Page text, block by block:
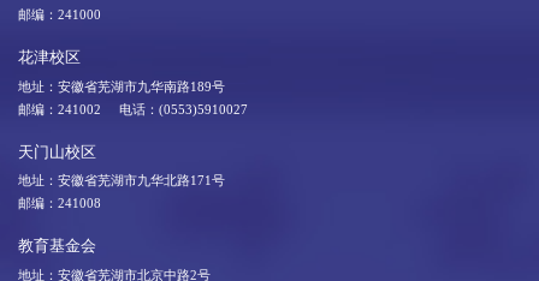
邮编：241000
花津校区
地址：安徽省芜湖市九华南路189号
邮编：241002 电话：(0553)5910027
天门山校区
地址：安徽省芜湖市九华北路171号
邮编：241008
教育基金会
地址：安徽省芜湖市北京中路2号